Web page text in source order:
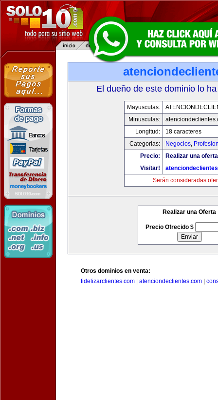
El dueño de este dominio lo
Mayusculas:
Minusculas:
Longitud:
18 caracteres
Categorias:
Negocios,
Precio:
Realizar una
Visitar!
Serán consideradas
Realizar una Oferta
Precio Ofrecido $
Otros dominios en venta:
fidelizarclientes.com
atenciondeclientes.com